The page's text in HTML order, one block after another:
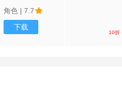
角色 | 7.7
下载
10折